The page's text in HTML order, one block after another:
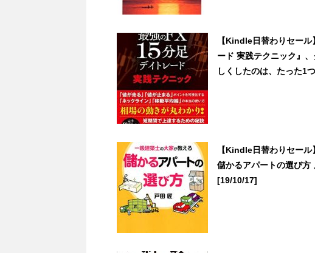
【Kindle日替わりセー
ード 実践テクニック』
しくしたのは、たった1
【Kindle日替わりセー
儲かるアパートの選び方
[19/10/17]